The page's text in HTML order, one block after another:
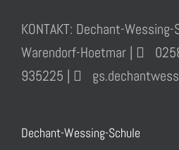
KONTAKT: Dechant-
Warendorf-Hoetmar |
935225 |
Dechant-Wessing-Schule